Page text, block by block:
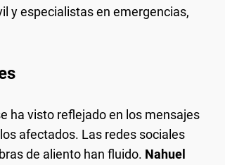
y especialistas en emergencias,
ha visto reflejado en los mensajes
afectados. Las redes sociales
de aliento han fluido. Nahuel